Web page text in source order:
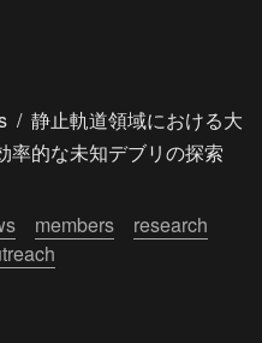
/ 静止軌道領域における大
率的な未知デブリの探索
members
research